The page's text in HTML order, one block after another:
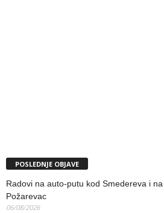
POSLEDNJE OBJAVE
Radovi na auto-putu kod Smedereva i
Požarevac
06/08/2026